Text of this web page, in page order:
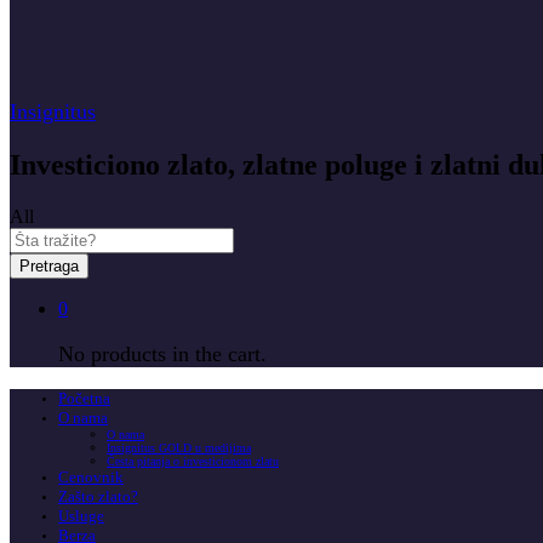
Insignitus
Investiciono zlato, zlatne poluge i zlatni
All
Pretraga
0
No products in the cart.
Početna
O nama
O nama
Insignitus GOLD u medijima
Česta pitanja o investicionom zlatu
Cenovnik
Zašto zlato?
Usluge
Berza